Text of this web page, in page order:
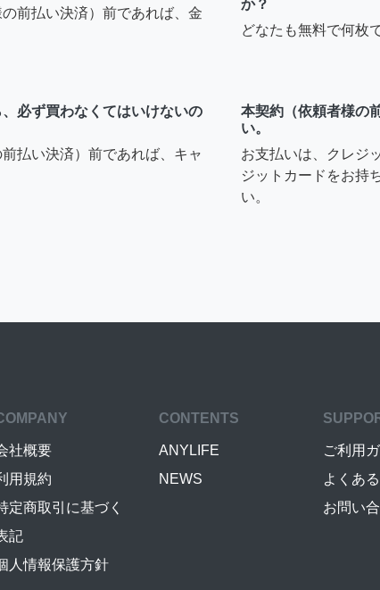
前払い決済）前であれば、金
か？
どなたも無料で何枚
必ず買わなくてはいけないの
払い決済）前であれば、キャ
本契約（依頼者様の
い。
お支払いは、クレジ
ジットカードをお持
い。
社概要
用規約
定商取引に基づく
記
人情報保護方針
CONTENTS
ANYLIFE
NEWS
ご利用
よくあ
お問い